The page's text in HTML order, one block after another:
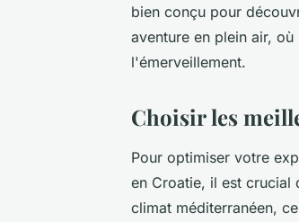
bien conçu pour
aventure en plein air,
l'émerveillement.
Choisir les
Pour optimiser votre
en Croatie, il est crucial
climat méditerranéen,